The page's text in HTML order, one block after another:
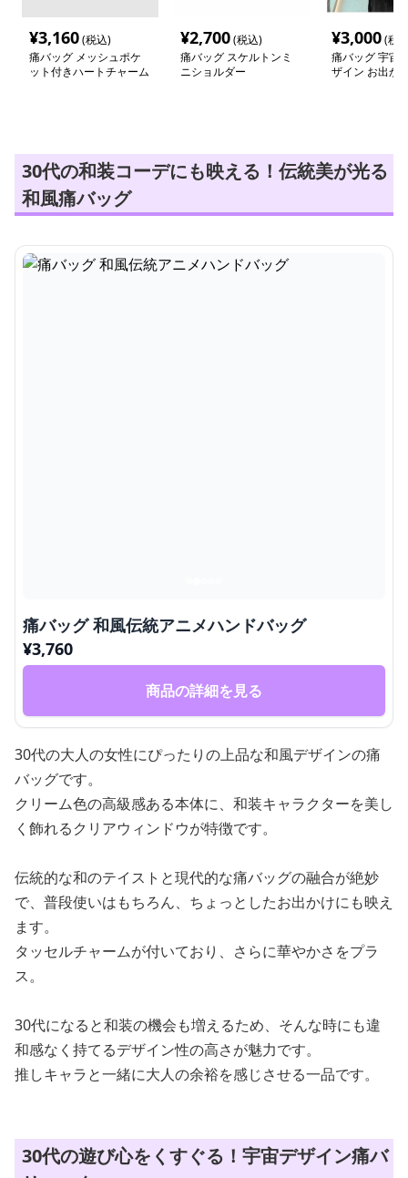
¥3,160(税込)
痛バッグ メッシュポケ
ット付きハートチャーム
¥2,700(税込)
痛バッグ スケルトンミ
ニショルダー
¥3,000(税
痛バッグ 宇宙
ザイン お出か
30代の和装コーデにも映える！伝統美が光る
和風痛バッグ
痛バッグ 和風伝統アニメハンドバッグ
¥3,760
商品の詳細を見る
30代の大人の女性にぴったりの上品な和風デザインの痛
バッグです。
クリーム色の高級感ある本体に、和装キャラクターを美し
く飾れるクリアウィンドウが特徴です。
伝統的な和のテイストと現代的な痛バッグの融合が絶妙
で、普段使いはもちろん、ちょっとしたお出かけにも映え
ます。
タッセルチャームが付いており、さらに華やかさをプラ
ス。
30代になると和装の機会も増えるため、そんな時にも違
和感なく持てるデザイン性の高さが魅力です。
推しキャラと一緒に大人の余裕を感じさせる一品です。
30代の遊び心をくすぐる！宇宙デザイン痛バ